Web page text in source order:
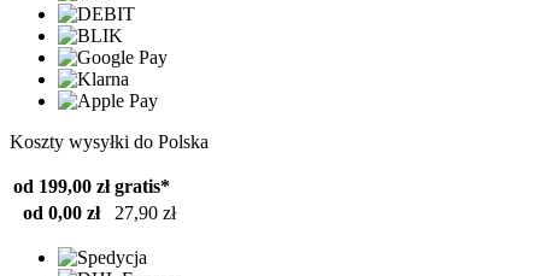
Koszty wysyłki do Polska
od 199,00 zł gratis*
od 0,00 zł
27,90 zł